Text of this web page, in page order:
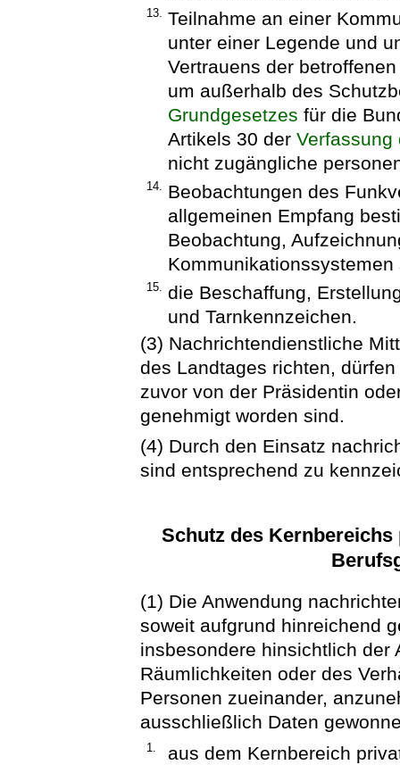
13. Teilnahme an einer
unter einer Legende und
Vertrauens der
um außerhalb des
Grundgesetzes für die
Artikels 30 der Verfassung
nicht zugängliche
14. Beobachtungen des
allgemeinen Empfang
Beobachtung,
Kommunikationssystemen
15. die Beschaffung,
und Tarnkennzeichen.
(3) Nachrichtendienstliche
des Landtages richten,
zuvor von der Präsidentin
genehmigt worden sind.
(4) Durch den Einsatz
sind entsprechend zu
Schutz des
(1) Die Anwendung
soweit aufgrund hinreichend
insbesondere hinsichtlich der
Räumlichkeiten oder des
Personen zueinander,
ausschließlich Daten
1. aus dem Kernbereich